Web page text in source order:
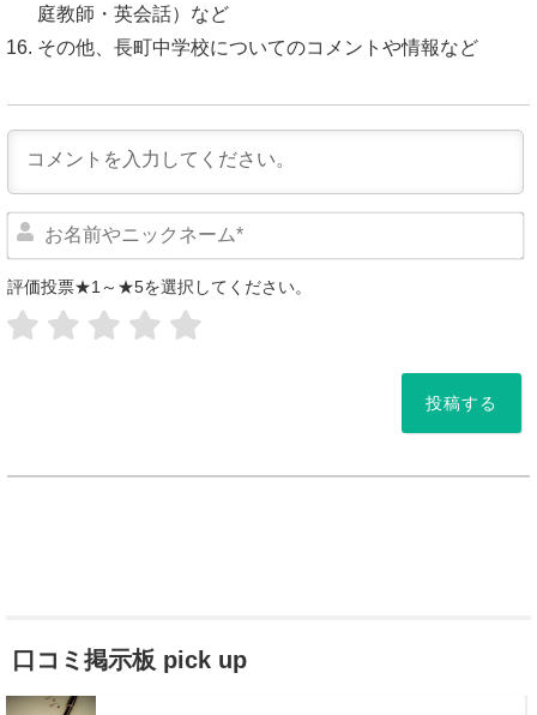
庭教師・英会話）など
その他、長町中学校についてのコメントや情報など
評価投票★1～★5を選択してください。
口コミ掲示板 pick up